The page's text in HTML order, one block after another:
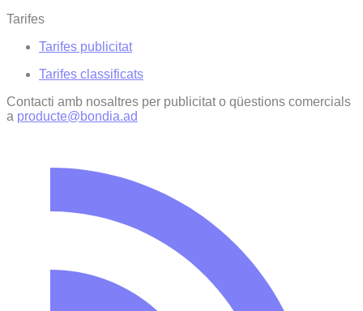
Tarifes
Tarifes publicitat
Tarifes classificats
Contacti amb nosaltres per publicitat o qüestions comercials
a producte@bondia.ad